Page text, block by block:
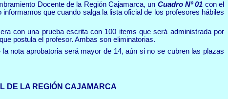
Docente de la Región Cajamarca, un Cuadro Nº 01 con el
que cuando salga la lista oficial de los profesores hábiles
con una prueba escrita con 100 items que será administrada por
postula el profesor. Ambas son eliminatorias.
la nota aprobatoria será mayor de 14, aún si no se cubren las plazas
DE LA REGIÓN CAJAMARCA